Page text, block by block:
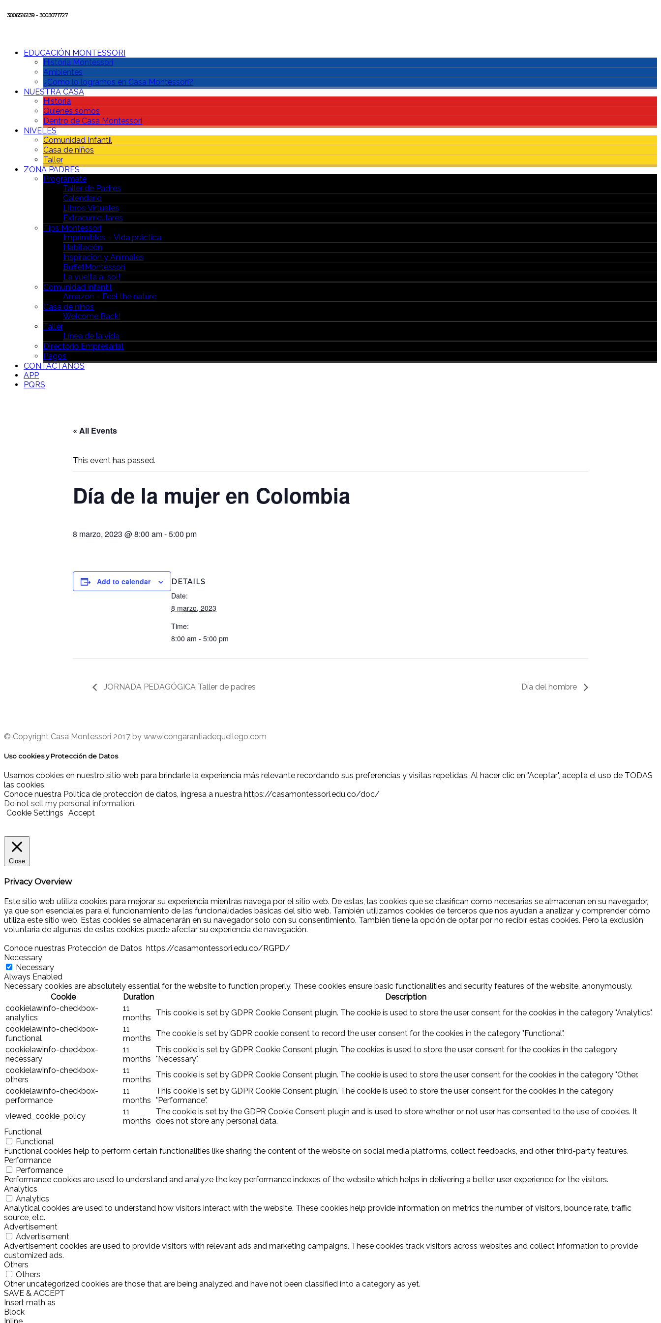
3006516139 - 3003071727
EDUCACIÓN MONTESSORI
Historia Montessori
Ambientes
¿Cómo lo logramos en Casa Montessori?
NUESTRA CASA
Historia
Quienes somos
Dentro de Casa Montessori
NIVELES
Comunidad Infantil
Casa de niños
Taller
ZONA PADRES
Prográmate
Taller de Padres
Calendario
Libros Virtuales
Extracurriculares
Tips Montessori
Imprimibles – Vida práctica
Habitación
Inspiración y Animales
BuffetMontessori
La vuelta al sol!
Comunidad infantil
Amazon – Feel the nature
Casa de niños
Welcome Back!
Taller
Línea de la vida
Directorio Empresarial
Pagos
CONTÁCTANOS
APP
PQRS
« All Events
This event has passed.
Día de la mujer en Colombia
8 marzo, 2023 @ 8:00 am-5:00 pm
Add to calendar DETAILS
Date:
8 marzo, 2023
Time:
8:00 am - 5:00 pm
JORNADA PEDAGÓGICA Taller de padres Día del hombre
© Copyright Casa Montessori 2017 by www.congarantiadequellego.com
Uso cookies y Protección de Datos
Usamos cookies en nuestro sitio web para brindarle la experiencia más relevante recordando sus preferencias y visitas repetidas. Al hacer clic en "Aceptar", acepta el uso de TODAS
las cookies.
Conoce nuestra Politica de protección de datos, ingresa a nuestra https://casamontessori.edu.co/doc/
Do not sell my personal information.
Cookie Settings Accept
Close
Privacy Overview
Este sitio web utiliza cookies para mejorar su experiencia mientras navega por el sitio web. De estas, las cookies que se clasifican como necesarias se almacenan en su navegador,
ya que son esenciales para el funcionamiento de las funcionalidades básicas del sitio web. También utilizamos cookies de terceros que nos ayudan a analizar y comprender cómo
utiliza este sitio web. Estas cookies se almacenarán en su navegador solo con su consentimiento. También tiene la opción de optar por no recibir estas cookies. Pero la exclusión
voluntaria de algunas de estas cookies puede afectar su experiencia de navegación.
Conoce nuestras Protección de Datos https://casamontessori.edu.co/RGPD/
Necessary
Necessary
Always Enabled
Necessary cookies are absolutely essential for the website to function properly. These cookies ensure basic functionalities and security features of the website, anonymously.
Cookie
Duration
Description
cookielawinfo-checkbox-
analytics
11
months
This cookie is set by GDPR Cookie Consent plugin. The cookie is used to store the user consent for the cookies in the category "Analytics".
cookielawinfo-checkbox-
functional
11
months
The cookie is set by GDPR cookie consent to record the user consent for the cookies in the category "Functional".
cookielawinfo-checkbox-
necessary
11
months
This cookie is set by GDPR Cookie Consent plugin. The cookies is used to store the user consent for the cookies in the category
"Necessary".
cookielawinfo-checkbox-
others
11
months
This cookie is set by GDPR Cookie Consent plugin. The cookie is used to store the user consent for the cookies in the category "Other.
cookielawinfo-checkbox-
performance
11
months
This cookie is set by GDPR Cookie Consent plugin. The cookie is used to store the user consent for the cookies in the category
"Performance".
viewed_cookie_policy
11
months
The cookie is set by the GDPR Cookie Consent plugin and is used to store whether or not user has consented to the use of cookies. It
does not store any personal data.
Functional
Functional
Functional cookies help to perform certain functionalities like sharing the content of the website on social media platforms, collect feedbacks, and other third-party features.
Performance
Performance
Performance cookies are used to understand and analyze the key performance indexes of the website which helps in delivering a better user experience for the visitors.
Analytics
Analytics
Analytical cookies are used to understand how visitors interact with the website. These cookies help provide information on metrics the number of visitors, bounce rate, traffic
source, etc.
Advertisement
Advertisement
Advertisement cookies are used to provide visitors with relevant ads and marketing campaigns. These cookies track visitors across websites and collect information to provide
customized ads.
Others
Others
Other uncategorized cookies are those that are being analyzed and have not been classified into a category as yet.
SAVE & ACCEPT
Insert math as
Block